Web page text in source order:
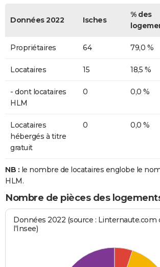
Données 2022 Isches
% des
Propriétaires 64 79,0 %
Locataires 15 18,5 %
- dont locataires
HLM
0 0,0 %
Locataires
hébergés à titre
gratuit
0 0,0 %
NB : le nombre de locataires englobe le
HLM.
Nombre de pièces des
Données 2022 (source : Linternaute.com
l'Insee)